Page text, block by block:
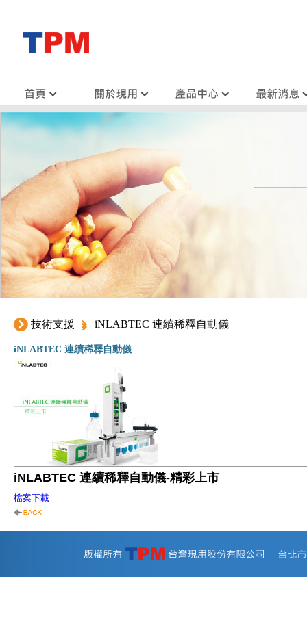
技術支援 iNLABTEC 連續稀釋自動儀
iNLABTEC 連續稀釋自動儀
iNLABTEC 連續稀釋自動儀-精彩上市
檔案下載